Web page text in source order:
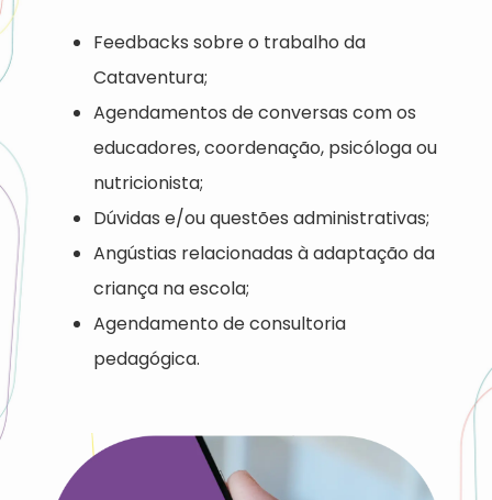
Feedbacks sobre o trabalho da
Cataventura;
Agendamentos de conversas com os
educadores, coordenação, psicóloga ou
nutricionista;
Dúvidas e/ou questões administrativas;
Angústias relacionadas à adaptação da
criança na escola;
Agendamento de consultoria
pedagógica.